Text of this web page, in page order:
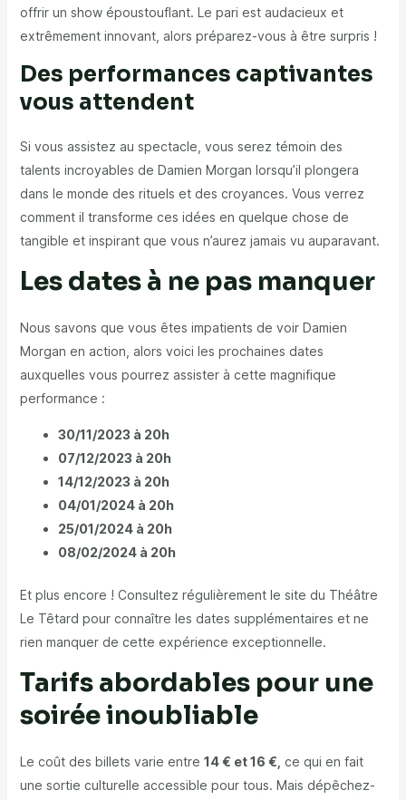
offrir un show époustouflant. Le pari est audacieux et
extrêmement innovant, alors préparez-vous à être surpris !
Des performances captivantes
vous attendent
Si vous assistez au spectacle, vous serez témoin des
talents incroyables de Damien Morgan lorsqu’il plongera
dans le monde des rituels et des croyances. Vous verrez
comment il transforme ces idées en quelque chose de
tangible et inspirant que vous n’aurez jamais vu auparavant.
Les dates à ne pas manquer
Nous savons que vous êtes impatients de voir Damien
Morgan en action, alors voici les prochaines dates
auxquelles vous pourrez assister à cette magnifique
performance :
30/11/2023 à 20h
07/12/2023 à 20h
14/12/2023 à 20h
04/01/2024 à 20h
25/01/2024 à 20h
08/02/2024 à 20h
Et plus encore ! Consultez régulièrement le site du Théâtre
Le Têtard pour connaître les dates supplémentaires et ne
rien manquer de cette expérience exceptionnelle.
Tarifs abordables pour une
soirée inoubliable
Le coût des billets varie entre 14 € et 16 €, ce qui en fait
une sortie culturelle accessible pour tous. Mais dépêchez-